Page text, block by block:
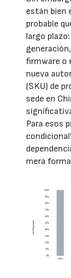
están bien
probable
largo
firmware o
nueva
(SKU) de
sede en
Para esos
mera